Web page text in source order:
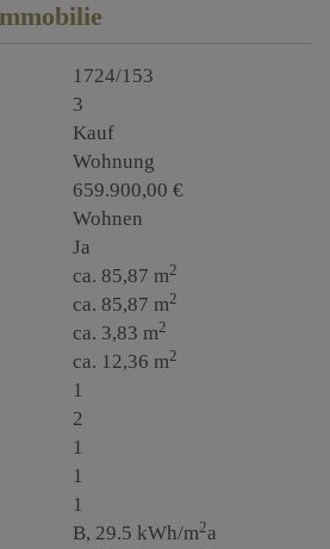
1724/153
3
Kauf
Wohnung
659.900,00 €
Wohnen
Ja
ca. 85,87 m2
ca. 85,87 m2
ca. 3,83 m2
ca. 12,36 m2
1
2
1
1
1
B, 29.5 kWh/m2a